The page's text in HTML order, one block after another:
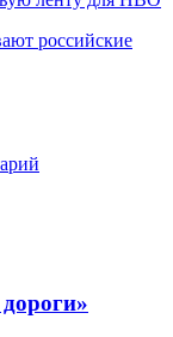
российские